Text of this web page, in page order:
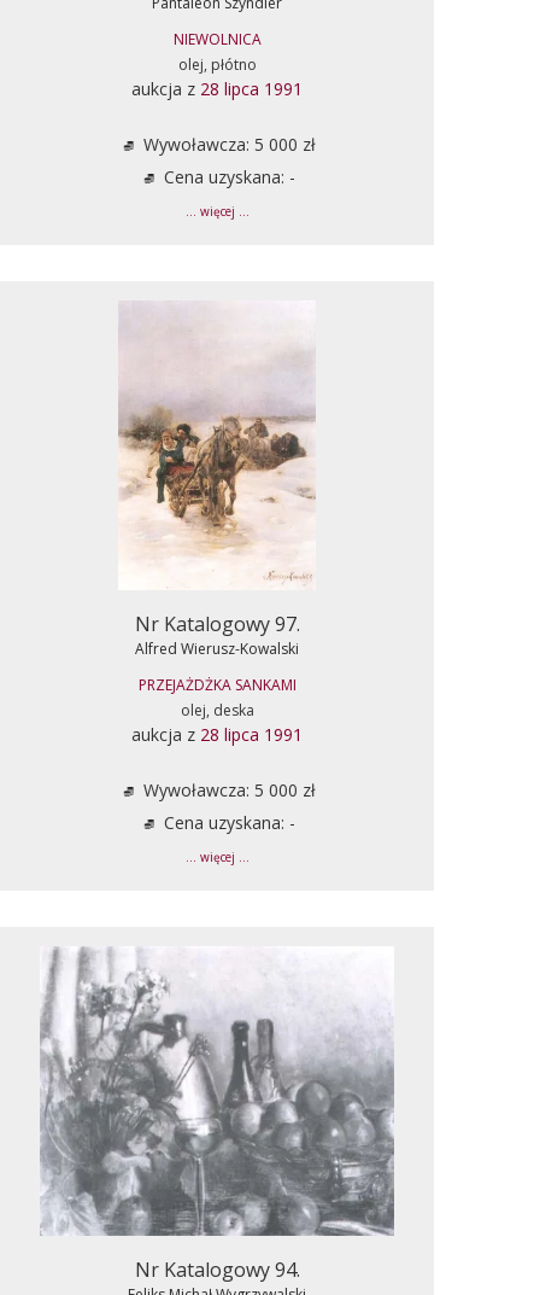
NIEWOLNICA
olej, płótno
aukcja z 28 lipca 1991
Wywoławcza: 5 000 zł
Cena uzyskana: -
... więcej ...
Nr Katalogowy 97.
Alfred Wierusz-Kowalski
PRZEJAŻDŻKA SANKAMI
olej, deska
aukcja z 28 lipca 1991
Wywoławcza: 5 000 zł
Cena uzyskana: -
... więcej ...
Nr Katalogowy 94.